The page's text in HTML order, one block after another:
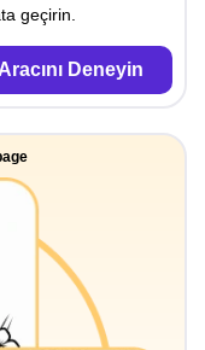
geçirin.
Deneyin